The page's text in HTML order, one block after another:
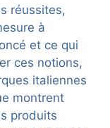
réussites,
à
et ce qui
ces notions,
italiennes
montrent
produits